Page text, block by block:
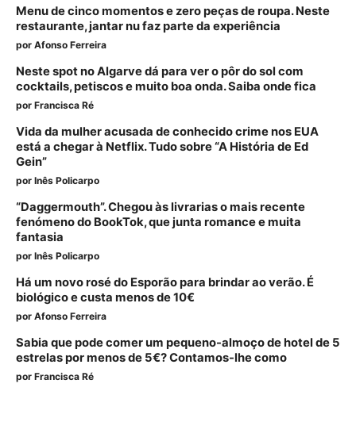
Menu de cinco momentos e zero peças de roupa. Neste
restaurante, jantar nu faz parte da experiência
por Afonso Ferreira
Neste spot no Algarve dá para ver o pôr do sol com
cocktails, petiscos e muito boa onda. Saiba onde fica
por Francisca Ré
Vida da mulher acusada de conhecido crime nos EUA
está a chegar à Netflix. Tudo sobre “A História de Ed
Gein”
por Inês Policarpo
“Daggermouth”. Chegou às livrarias o mais recente
fenómeno do BookTok, que junta romance e muita
fantasia
por Inês Policarpo
Há um novo rosé do Esporão para brindar ao verão. É
biológico e custa menos de 10€
por Afonso Ferreira
Sabia que pode comer um pequeno-almoço de hotel de 5
estrelas por menos de 5€? Contamos-lhe como
por Francisca Ré